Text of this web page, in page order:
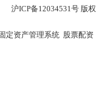
沪ICP备12034531号 版
定资产管理系统 股票配资